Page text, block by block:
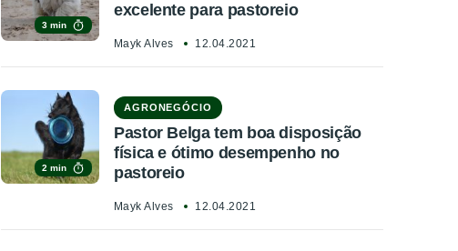
3 min
excelente para pastoreio
Mayk Alves 12.04.2021
2 min
AGRONEGÓCIO
Pastor Belga tem boa disposição
física e ótimo desempenho no
pastoreio
Mayk Alves 12.04.2021